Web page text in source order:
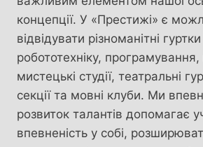
концепції. У «Престижі» є
відвідувати різноманітні
робототехніку,
мистецькі студії, театральні
секції та мовні клуби. Ми
розвиток талантів допомагає
впевненість у собі,